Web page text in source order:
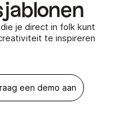
je direct in folk kunt
te inspireren
een demo aan